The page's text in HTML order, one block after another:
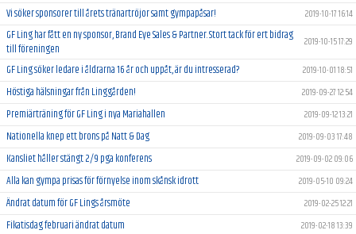
Vi söker sponsorer till årets tränartröjor samt gympapåsar! 2019-10-17 16:14
GF Ling har fått en ny sponsor, Brand Eye Sales & Partner. Stort tack för ert bidrag
till föreningen
2019-10-15 17:29
GF Ling söker ledare i åldrarna 16 år och uppåt, är du intresserad? 2019-10-01 18:51
Höstiga hälsningar från Linggården! 2019-09-27 12:54
Premiärträning för GF Ling i nya Mariahallen 2019-09-12 13:21
Nationella knep ett brons på Natt & Dag 2019-09-03 17:48
Kansliet håller stängt 2/9 pga konferens 2019-09-02 09:06
Alla kan gympa prisas för förnyelse inom skånsk idrott 2019-05-10 09:24
Ändrat datum för GF Lings årsmöte 2019-02-25 12:21
Fikatisdag februari ändrat datum 2019-02-18 13:39